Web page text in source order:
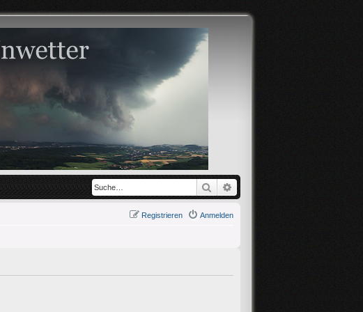
Suche
Anmelden
Registrieren